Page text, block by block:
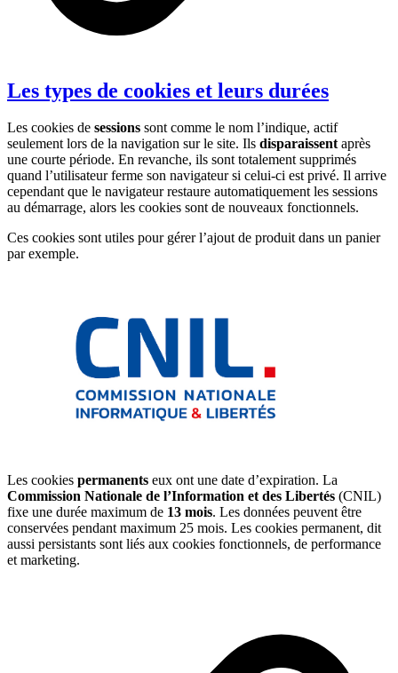
Les types de cookies et leurs durées
Les cookies de sessions sont comme le nom l’indique, actif
seulement lors de la navigation sur le site. Ils disparaissentaprès
une courte période. En revanche, ils sont totalement supprimés
quand l’utilisateur ferme son navigateur si celui-ci est privé. Il arrive
cependant que le navigateur restaure automatiquement les sessions
au démarrage, alors les cookies sont de nouveaux fonctionnels.
Ces cookies sont utiles pour gérer l’ajout de produit dans un panier
par exemple.
Les cookies permanents eux ont une date d’expiration. La
Commission Nationale de l’Information et des Libertés (CNIL)
fixe une durée maximum de 13 mois. Les données peuvent être
conservées pendant maximum 25 mois. Les cookies permanent, dit
aussi persistants sont liés aux cookies fonctionnels, de performance
et marketing.